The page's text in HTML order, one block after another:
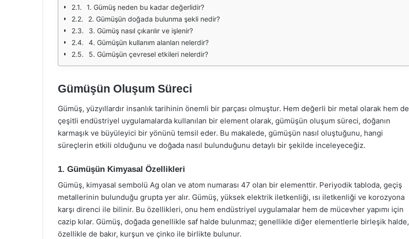
1. Gümüş neden bu kadar değerlidir?
2. Gümüşün doğada bulunma şekli nedir?
3. Gümüş nasıl çıkarılır ve işlenir?
4. Gümüşün kullanım alanları nelerdir?
5. Gümüşün çevresel etkileri nelerdir?
Gümüşün Oluşum Süreci
Gümüş, yüzyıllardır insanlık tarihinin önemli bir parçası olmuştur. Hem değerli bir metal olarak hem de
çeşitli endüstriyel uygulamalarda kullanılan bir element olarak, gümüşün oluşum süreci, doğanın
karmaşık ve büyüleyici bir yönünü temsil eder. Bu makalede, gümüşün nasıl oluştuğunu, hangi
süreçlerin etkili olduğunu ve doğada nasıl bulunduğunu detaylı bir şekilde inceleyeceğiz.
1. Gümüşün Kimyasal Özellikleri
Gümüş, kimyasal sembolü Ag olan ve atom numarası 47 olan bir elementtir. Periyodik tabloda, geçiş
metallerinin bulunduğu grupta yer alır. Gümüş, yüksek elektrik iletkenliği, ısı iletkenliği ve korozyona
karşı direnci ile bilinir. Bu özellikleri, onu hem endüstriyel uygulamalar hem de mücevher yapımı için
cazip kılar. Gümüş, doğada genellikle saf halde bulunmaz; genellikle diğer elementlerle birleşik halde,
özellikle de bakır, kurşun ve çinko ile birlikte bulunur.